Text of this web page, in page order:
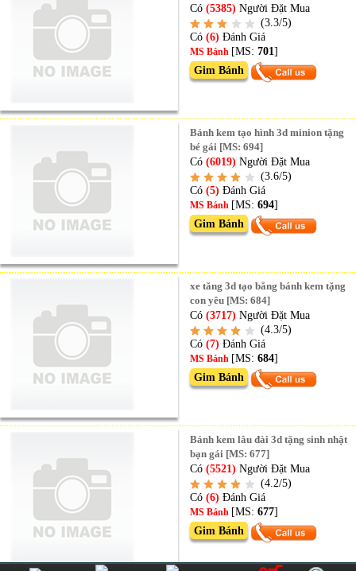
Có(5385) Người Đặt Mua
(3.3/5)
Có (6)Đánh Giá
MS Bánh [MS:701]
Gim Bánh
Bánh kem tạo hình 3d minion tặng
bé gái [MS: 694]
Có(6019) Người Đặt Mua
(3.6/5)
Có (5)Đánh Giá
MS Bánh [MS:694]
Gim Bánh
xe tăng 3d tạo bằng bánh kem tặng
con yêu [MS: 684]
Có(3717) Người Đặt Mua
(4.3/5)
Có (7)Đánh Giá
MS Bánh [MS:684]
Gim Bánh
Bánh kem lâu đài 3d tặng sinh nhật
bạn gái [MS: 677]
Có(5521) Người Đặt Mua
(4.2/5)
Có (6)Đánh Giá
MS Bánh [MS:677]
Gim Bánh